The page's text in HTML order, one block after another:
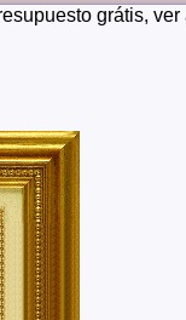
Badajoz, Islas
Cruz de
grátis, ver